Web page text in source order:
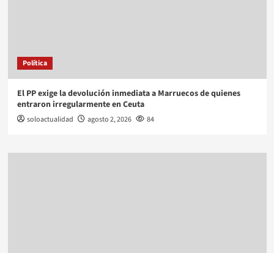
Política
El PP exige la devolución inmediata a Marruecos de quienes
entraron irregularmente en Ceuta
soloactualidad agosto 2, 2026 84